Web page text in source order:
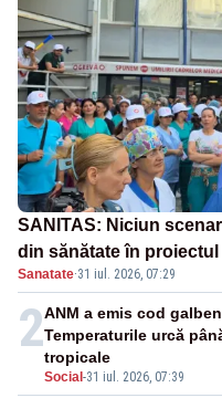
SANITAS: Niciun
din sănătate în
Sanatate·31 iul. 2026, 07:29
2
Social -31 iul. 2026, 07:39
ANM a emis cod
Temperaturile urcă
tropicale